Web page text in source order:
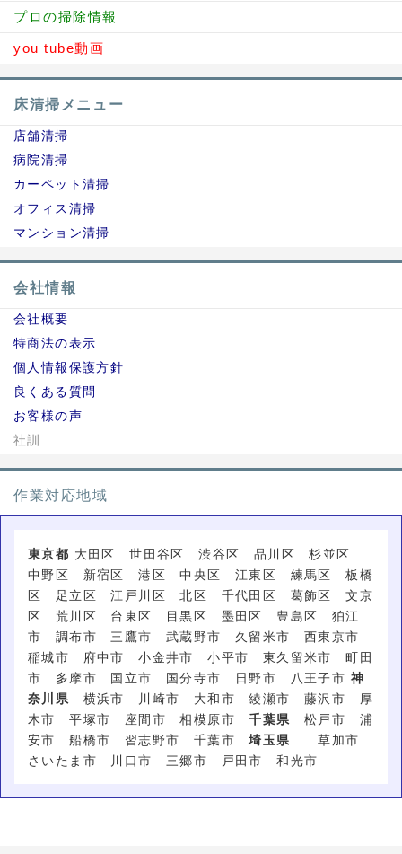
プロの掃除情報
you tube動画
床清掃メニュー
店舗清掃
病院清掃
カーペット清掃
オフィス清掃
マンション清掃
会社情報
会社概要
特商法の表示
個人情報保護方針
良くある質問
お客様の声
社訓
作業対応地域
東京都 大田区 世田谷区 渋谷区 品川区 杉並区
中野区 新宿区 港区 中央区 江東区 練馬区 板橋
区 足立区 江戸川区 北区 千代田区 葛飾区 文京
区 荒川区 台東区 目黒区 墨田区 豊島区 狛江
市 調布市 三鷹市 武蔵野市 久留米市 西東京市
稲城市 府中市 小金井市 小平市 東久留米市 町田
市 多摩市 国立市 国分寺市 日野市 八王子市 神
奈川県 横浜市 川崎市 大和市 綾瀬市 藤沢市 厚
木市 平塚市 座間市 相模原市千葉県
松戸市 浦
安市 船橋市 習志野市 千葉市埼玉県
草加市
さいたま市 川口市 三郷市 戸田市 和光市